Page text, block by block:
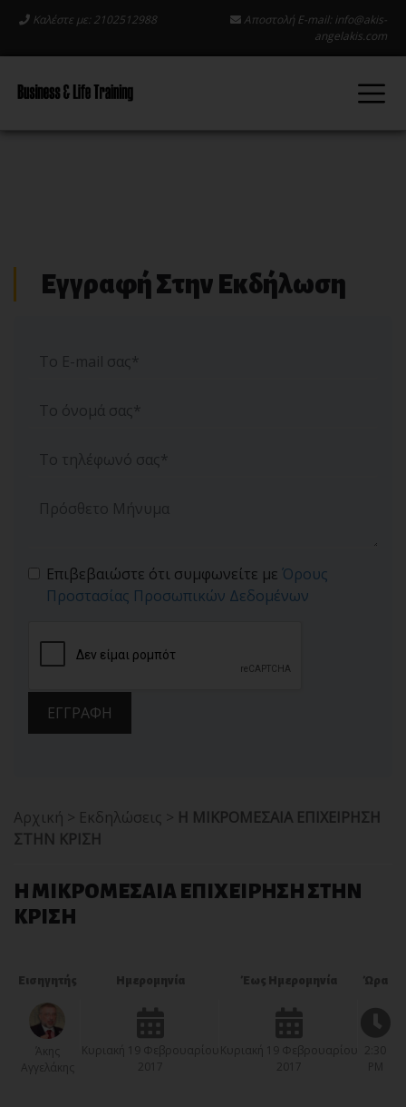
Καλέστε με: 2102512988 Αποστολή E-mail: info@akis-
angelakis.com
Εγγραφή Στην Εκδήλωση
Επιβεβαιώστε ότι συμφωνείτε με Όρους
Προστασίας Προσωπικών Δεδομένων
ΕΓΓΡΑΦΗ
Αρχική > Εκδηλώσεις > Η ΜΙΚΡΟΜΕΣΑΙΑ ΕΠΙΧΕΙΡΗΣΗ
ΣΤΗΝ ΚΡΙΣΗ
Η ΜΙΚΡΟΜΕΣΑΙΑ ΕΠΙΧΕΙΡΗΣΗ ΣΤΗΝ
ΚΡΙΣΗ
Εισηγητής Ημερομηνία Έως Ημερομηνία Ώρα
2:30
PM